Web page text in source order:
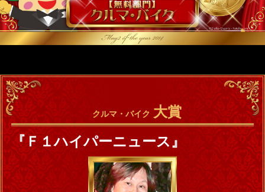
クルマ・バイク 大賞
『Ｆ１ハイパーニュース』